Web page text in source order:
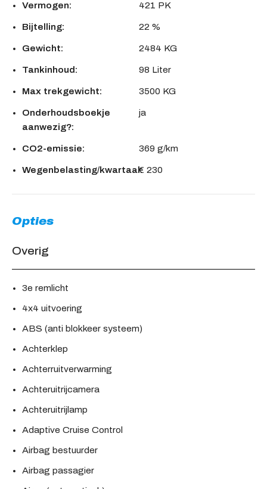
Vermogen: 421 PK
Bijtelling: 22 %
Gewicht: 2484 KG
Tankinhoud: 98 Liter
Max trekgewicht: 3500 KG
Onderhoudsboekje
aanwezig?:
ja
CO2-emissie: 369 g/km
Wegenbelasting/kwartaal:€ 230
Opties
Overig
3e remlicht
4x4 uitvoering
ABS (anti blokkeer systeem)
Achterklep
Achterruitverwarming
Achteruitrijcamera
Achteruitrijlamp
Adaptive Cruise Control
Airbag bestuurder
Airbag passagier